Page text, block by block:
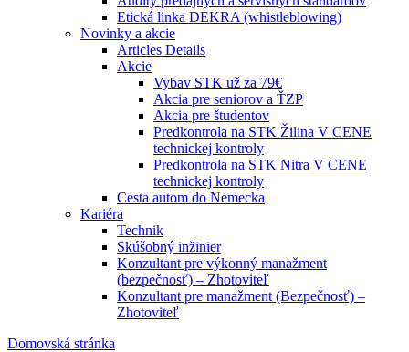
Etická linka DEKRA (whistleblowing)
Novinky a akcie
Articles Details
Akcie
Vybav STK už za 79€
Akcia pre seniorov a ŤZP
Akcia pre študentov
Predkontrola na STK Žilina V CENE
technickej kontroly
Predkontrola na STK Nitra V CENE
technickej kontroly
Cesta autom do Nemecka
Kariéra
Technik
Skúšobný inžinier
Konzultant pre výkonný manažment
(bezpečnosť) – Zhotoviteľ
Konzultant pre manažment (Bezpečnosť) –
Zhotoviteľ
Domovská stránka